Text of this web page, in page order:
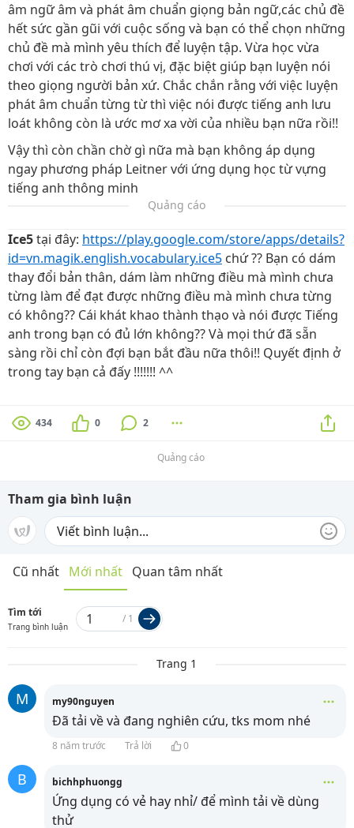
âm ngữ âm và phát âm chuẩn giọng bản ngữ,các chủ đề
hết sức gần gũi với cuộc sống và bạn có thể chọn những
chủ đề mà mình yêu thích để luyện tập. Vừa học vừa
chơi với các trò chơi thú vị, đặc biệt giúp bạn luyện nói
theo giọng người bản xứ. Chắc chắn rằng với việc luyện
phát âm chuẩn từng từ thì việc nói được tiếng anh lưu
loát không còn là ước mơ xa vời của nhiều bạn nữa rồi!!
Vậy thì còn chần chờ gì nữa mà bạn không áp dụng
ngay phương pháp Leitner với ứng dụng học từ vựng
tiếng anh thông minh
Quảng cáo
Ice5tại đây: https://play.google.com/store/apps/details?
id=vn.magik.english.vocabulary.ice5 chứ ?? Bạn có dám
thay đổi bản thân, dám làm những điều mà mình chưa
từng làm để đạt được những điều mà mình chưa từng
có không?? Cái khát khao thành thạo và nói được Tiếng
anh trong bạn có đủ lớn không?? Và mọi thứ đã sẵn
sàng rồi chỉ còn đợi bạn bắt đầu nữa thôi!! Quyết định ở
trong tay bạn cả đấy !!!!!!! ^^
434 0 2
Quảng cáo
Tham gia bình luận
Cũ nhất Mới nhất Quan tâm nhất
Tìm tới
Trang bình luận
/ 1
Trang 1
M my90nguyen
Đã tải về và đang nghiên cứu, tks mom nhé
8 năm trước Trả lời 0
B bichhphuongg
Ứng dụng có vẻ hay nhỉ/ để mình tải về dùng
thử